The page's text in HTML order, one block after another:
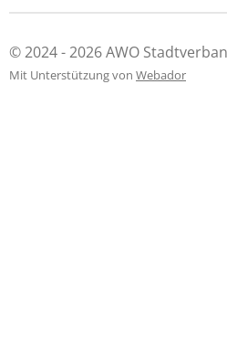
© 2024 - 2026 AWO
Mit Unterstützung von Webador